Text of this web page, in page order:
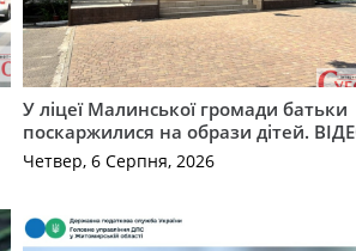
У ліцеї Малинської громади батьки
поскаржилися на образи дітей.
Четвер, 6 Серпня, 2026